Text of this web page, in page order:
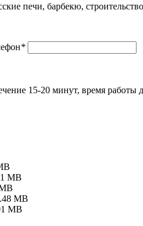
печи, барбекю,
*
15-20 минут, время
MB
MB
MB